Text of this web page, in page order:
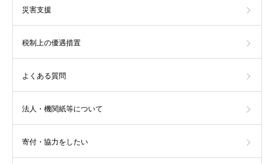
災害支援
税制上の優遇措置
よくある質問
法人・機関紙等について
寄付・協力をしたい